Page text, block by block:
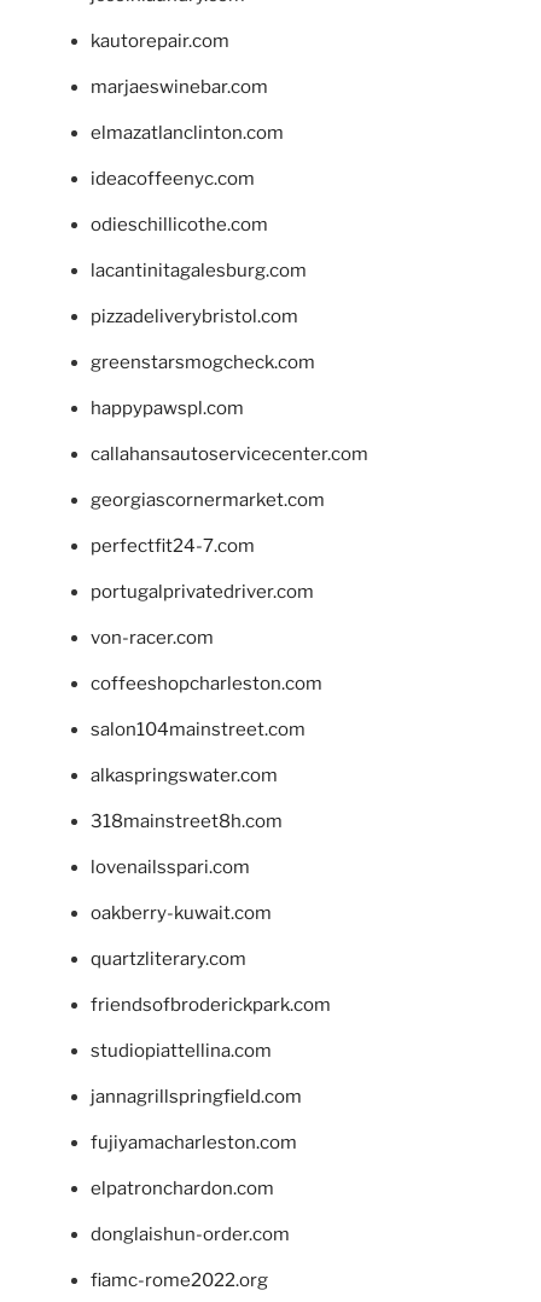
kautorepair.com
marjaeswinebar.com
elmazatlanclinton.com
ideacoffeenyc.com
odieschillicothe.com
lacantinitagalesburg.com
pizzadeliverybristol.com
greenstarsmogcheck.com
happypawspl.com
callahansautoservicecenter.com
georgiascornermarket.com
perfectfit24-7.com
portugalprivatedriver.com
von-racer.com
coffeeshopcharleston.com
salon104mainstreet.com
alkaspringswater.com
318mainstreet8h.com
lovenailsspari.com
oakberry-kuwait.com
quartzliterary.com
friendsofbroderickpark.com
studiopiattellina.com
jannagrillspringfield.com
fujiyamacharleston.com
elpatronchardon.com
donglaishun-order.com
fiamc-rome2022.org